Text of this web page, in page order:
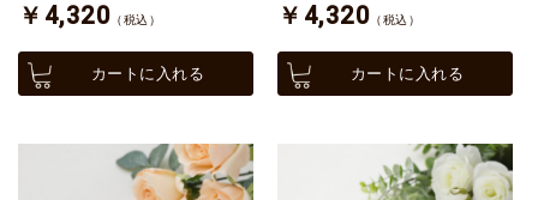
￥4,320 （税込）
カートに入れる
￥4,320 （税込）
カートに入れる